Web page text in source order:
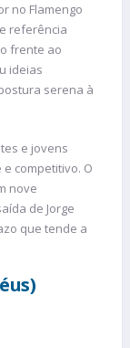
no Flamengo
referência
frente ao
ideias
serena à
e jovens
competitivo. O
nove
de Jorge
que tende a